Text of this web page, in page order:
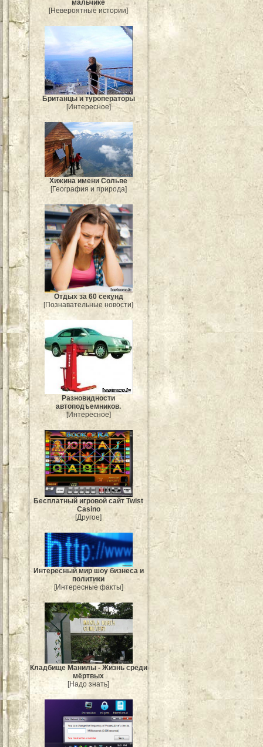
мальчике
[Невероятные истории]
Британцы и туроператоры
[Интересное]
Хижина имени Сольве
[География и природа]
Отдых за 60 секунд
[Познавательные новости]
Разновидности
автоподъемников.
[Интересное]
Бесплатный игровой сайт Twist
Casino
[Другое]
Интересный мир шоу бизнеса и
политики
[Интересные факты]
Кладбище Манилы - Жизнь среди
мёртвых
[Надо знать]